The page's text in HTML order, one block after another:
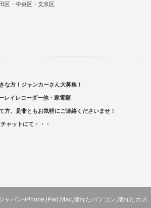
区・中央区・文京区
な方！ジャンカーさん大募集！
レイレコーダー他・家電類
方、是非ともお気軽にご連絡くださいませ！
ャットにて・・・
ャパン-iPhone,iPad,Mac,壊れたパソコン,壊れたカメ